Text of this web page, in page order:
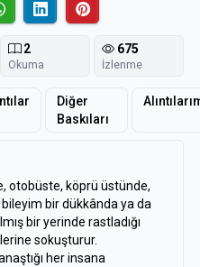
2
Okuma
675
İzlenme
Diğer
Baskıları
otobüste, köprü üstünde,
bileyim bir dükkânda ya da
bir yerinde rastladığı
sokuşturur.
her insana